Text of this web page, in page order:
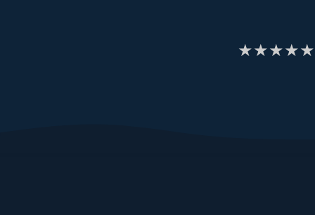
★
★
★
★